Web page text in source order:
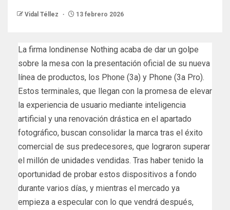
Vidal Téllez 13 febrero 2026
La firma londinense Nothing acaba de dar un golpe
sobre la mesa con la presentación oficial de su nueva
línea de productos, los Phone (3a) y Phone (3a Pro).
Estos terminales, que llegan con la promesa de elevar
la experiencia de usuario mediante inteligencia
artificial y una renovación drástica en el apartado
fotográfico, buscan consolidar la marca tras el éxito
comercial de sus predecesores, que lograron superar
el millón de unidades vendidas. Tras haber tenido la
oportunidad de probar estos dispositivos a fondo
durante varios días, y mientras el mercado ya
empieza a especular con lo que vendrá después,